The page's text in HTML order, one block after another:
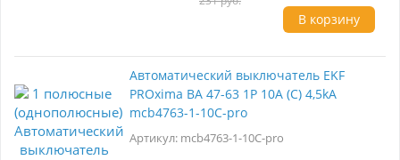
решением для использования в
административных, промышленных и жилых
номинальным отключающим током 4,5kA, он
гарантирует стабильную работу и
долговечность.
**Преимущества:**
- **Оперативное управление**: Упрощает
управление электрическими цепями.
- **Высокая степень защиты**: Эффективно
В корзину
Автоматический выключатель EKF
PROxima ВА 47-63 1P 10А (С) 4,5kA
mcb4763-1-10C-pro
Артикул: mcb4763-1-10C-pro